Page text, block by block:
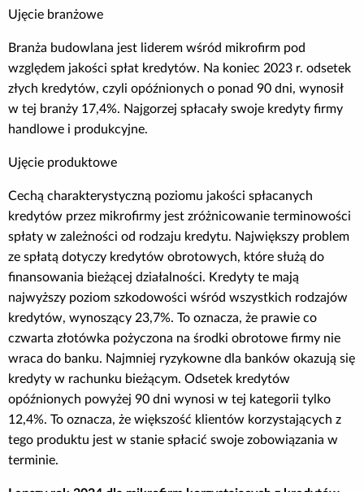
Ujęcie branżowe
Branża budowlana jest liderem wśród mikrofirm pod
względem jakości spłat kredytów. Na koniec 2023 r. odsetek
złych kredytów, czyli opóźnionych o ponad 90 dni, wynosił
w tej branży 17,4%. Najgorzej spłacały swoje kredyty firmy
handlowe i produkcyjne.
Ujęcie produktowe
Cechą charakterystyczną poziomu jakości spłacanych
kredytów przez mikrofirmy jest zróżnicowanie terminowości
spłaty w zależności od rodzaju kredytu. Największy problem
ze spłatą dotyczy kredytów obrotowych, które służą do
finansowania bieżącej działalności. Kredyty te mają
najwyższy poziom szkodowości wśród wszystkich rodzajów
kredytów, wynoszący 23,7%. To oznacza, że prawie co
czwarta złotówka pożyczona na środki obrotowe firmy nie
wraca do banku. Najmniej ryzykowne dla banków okazują się
kredyty w rachunku bieżącym. Odsetek kredytów
opóźnionych powyżej 90 dni wynosi w tej kategorii tylko
12,4%. To oznacza, że większość klientów korzystających z
tego produktu jest w stanie spłacić swoje zobowiązania w
terminie.